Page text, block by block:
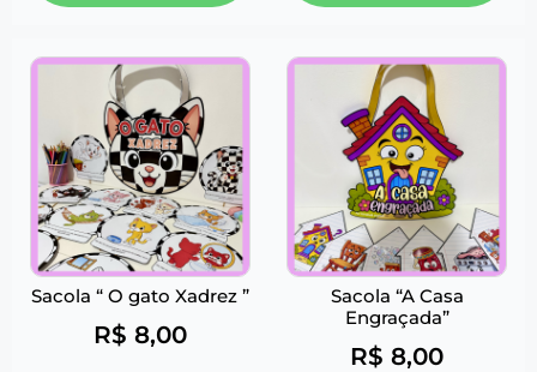
Sacola “ O gato Xadrez ”
R$ 8,00
Sacola “A Casa
Engraçada”
R$ 8,00